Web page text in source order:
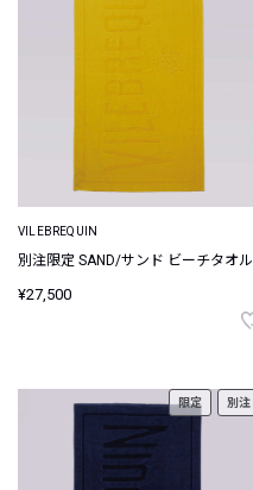
VILEBREQUIN
別注限定 SAND/サンド ビーチタオル
¥27,500
限定 別注